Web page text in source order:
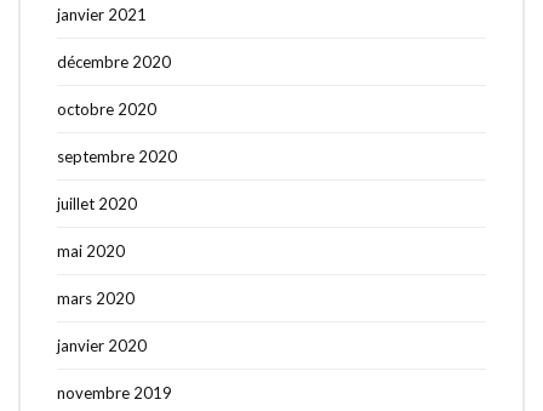
janvier 2021
décembre 2020
octobre 2020
septembre 2020
juillet 2020
mai 2020
mars 2020
janvier 2020
novembre 2019